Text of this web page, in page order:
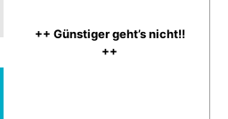
++ Günstiger geht’s nicht!!
++